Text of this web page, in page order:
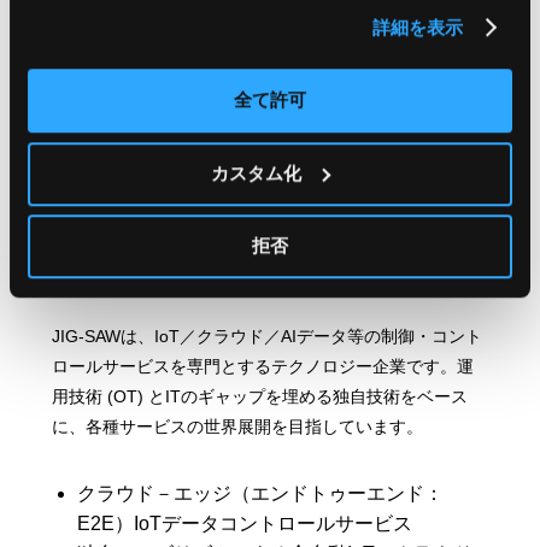
詳細を表示
全て許可
カスタム化
拒否
https://www.iwate-u.ac.jp/info/news/2025/09/006957.html
今後も、全く新しいカタチの再生医療として、多くの
人々に貢献すべく、引き続きグローバルでの実用化に向
けての取り組みを進めてまいります。
JIG-SAWは、IoT／クラウド／AIデータ等の制御・コント
ロールサービスを専門とするテクノロジー企業です。運
用技術 (OT) とITのギャップを埋める独自技術をベース
に、各種サービスの世界展開を目指しています。
クラウド－エッジ（エンドトゥーエンド：
E2E）IoTデータコントロールサービス